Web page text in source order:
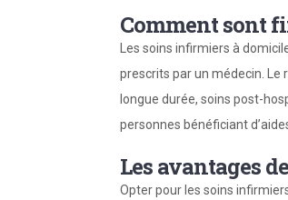
Comment sont
Les soins infirmiers à
prescrits par un médecin.
longue durée, soins post-
personnes bénéficiant
Les avantages
Opter pour les soins